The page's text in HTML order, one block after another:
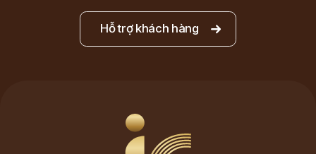
Hỗ trợ khách hàng